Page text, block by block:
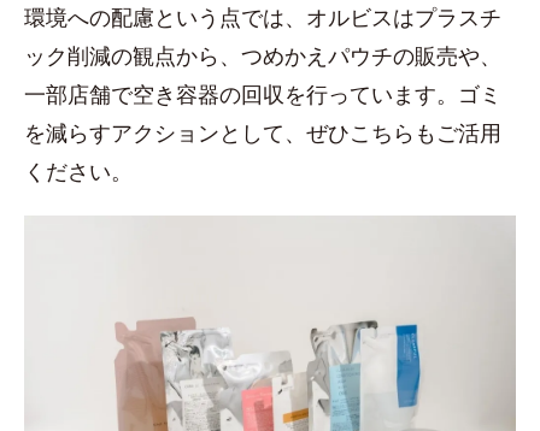
環境への配慮という点では、オルビスはプラスチ
ック削減の観点から、つめかえパウチの販売や、
一部店舗で空き容器の回収を行っています。ゴミ
を減らすアクションとして、ぜひこちらもご活用
ください。